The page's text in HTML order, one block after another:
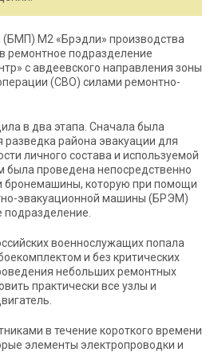
М2 «Брэдли» производства
ремонтное подразделение
с авдеевского направления зоны
(СВО) силами ремонтно-
в два этапа. Сначала была
района эвакуации для
личного состава и используемой
была проведена непосредственно
бронемашины, которую при помощи
эвакуационной машины (БРЭМ)
подразделение.
военнослужащих попала
и без критических
небольших ремонтных
практически все узлы и
в течение короткого времени
элементы электропроводки и